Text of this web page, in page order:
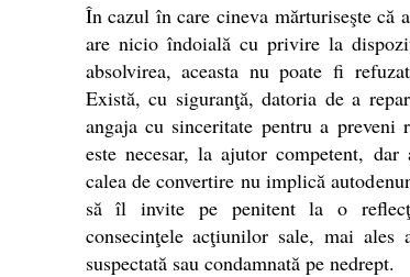
În cazul în care cineva mărturiseşte că
are nicio îndoială cu privire la
absolvirea, aceasta nu poate fi
Există, cu siguranţă, datoria de a
angaja cu sinceritate pentru a preveni
este necesar, la ajutor competent,
calea de convertire nu implică
să îl invite pe penitent la o
consecinţele acţiunilor sale, mai
suspectată sau condamnată pe nedrept.